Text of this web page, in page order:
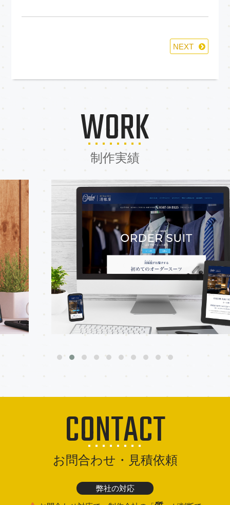
NEXT
WORK
制作実績
CONTACT
お問合わせ・見積依頼
弊社の対応